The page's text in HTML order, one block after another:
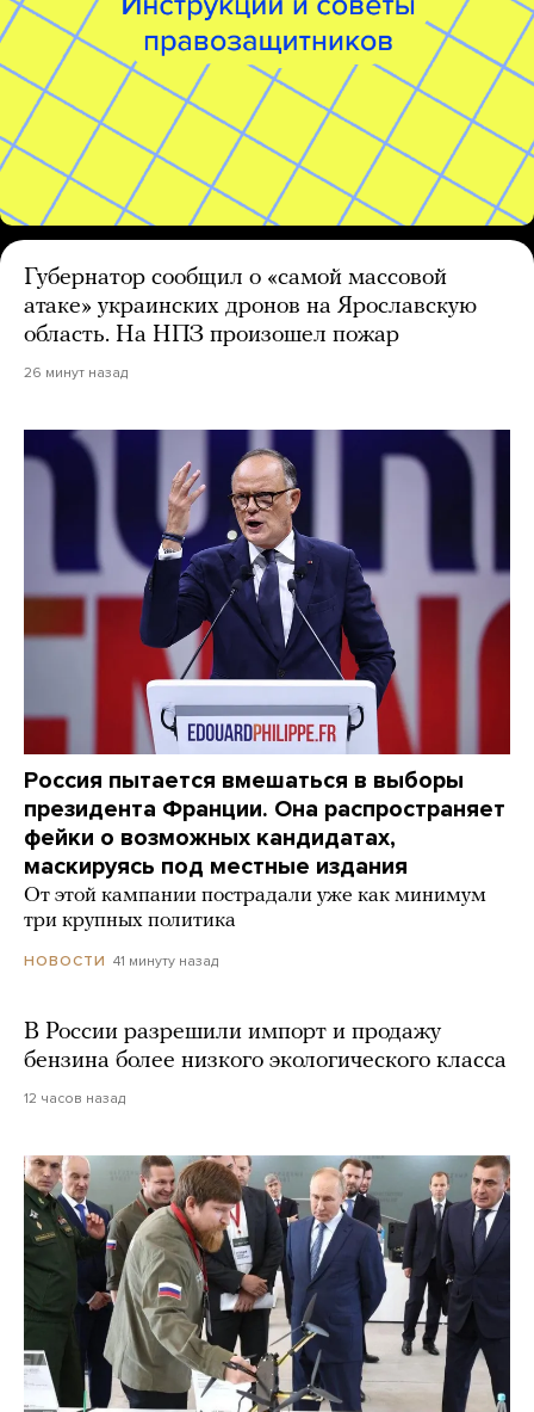
Губернатор сообщил о «самой массовой
атаке» украинских дронов на Ярославскую
область. На НПЗ произошел пожар
26 минут назад
Россия пытается вмешаться в выборы
президента Франции. Она распространяет
фейки о возможных кандидатах,
маскируясь под местные издания
От этой кампании пострадали уже как минимум
три крупных политика
НОВОСТИ 41 минуту назад
В России разрешили импорт и продажу
бензина более низкого экологического класса
12 часов назад